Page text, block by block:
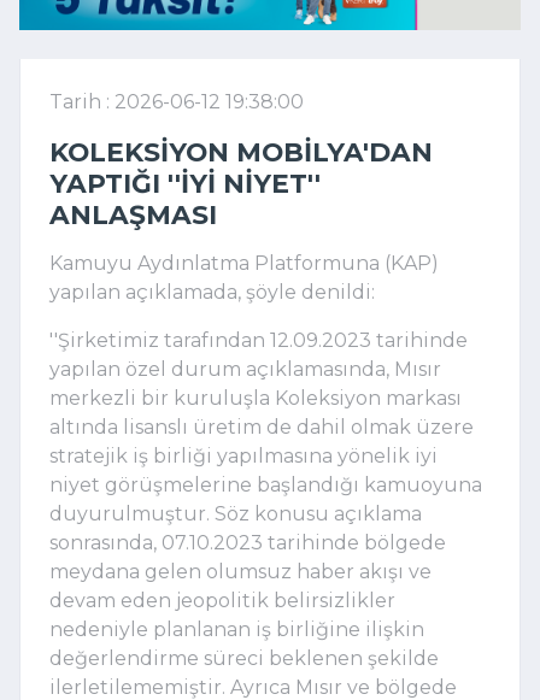
Tarih : 2026-06-12 19:38:00
KOLEKSIYON MOBILYA'DAN
YAPTIĞI ''IYI NIYET''
ANLAŞMASI
Kamuyu Aydınlatma Platformuna (KAP)
yapılan açıklamada, şöyle denildi:
''Şirketimiz tarafından 12.09.2023 tarihinde
yapılan özel durum açıklamasında, Mısır
merkezli bir kuruluşla Koleksiyon markası
altında lisanslı üretim de dahil olmak üzere
stratejik iş birliği yapılmasına yönelik iyi
niyet görüşmelerine başlandığı kamuoyuna
duyurulmuştur. Söz konusu açıklama
sonrasında, 07.10.2023 tarihinde bölgede
meydana gelen olumsuz haber akışı ve
devam eden jeopolitik belirsizlikler
nedeniyle planlanan iş birliğine ilişkin
değerlendirme süreci beklenen şekilde
ilerletilememiştir. Ayrıca Mısır ve bölgede